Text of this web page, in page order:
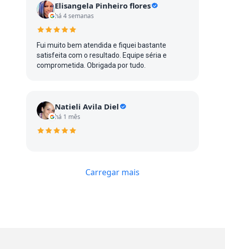
Elisangela Pinheiro flores
há 4 semanas
Fui muito bem atendida e fiquei bastante
satisfeita com o resultado. Equipe séria e
comprometida. Obrigada por tudo.
Natieli Avila Diel
há 1 mês
Carregar mais